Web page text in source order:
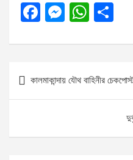
F
ce
o
M
se
n
g
W
at
s
A
ar
Post
navigation
কালমাকান্দায় যৌথ বাহিনীর